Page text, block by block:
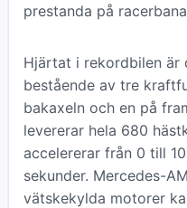
prestanda på
Hjärtat i rekordbilen är
bestående av tre
bakaxeln och en på
levererar hela 680
accelererar från 0 till
sekunder. Mercedes-
vätskekylda motorer